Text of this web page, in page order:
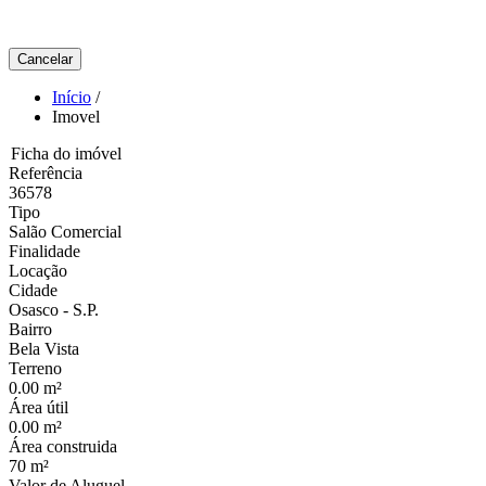
Cancelar
Início /
Imovel
Ficha do imóvel
Referência
36578
Tipo
Salão Comercial
Finalidade
Locação
Cidade
Osasco - S.P.
Bairro
Bela Vista
Terreno
0.00 m²
Área útil
0.00 m²
Área construida
70 m²